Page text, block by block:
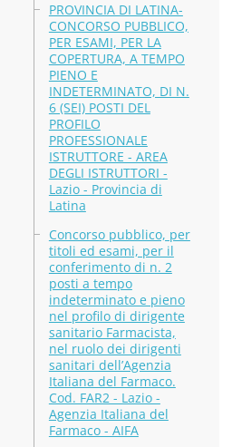
PROVINCIA DI LATINA-
CONCORSO PUBBLICO,
PER ESAMI, PER LA
COPERTURA, A TEMPO
PIENO E
INDETERMINATO, DI N.
6 (SEI) POSTI DEL
PROFILO
PROFESSIONALE
ISTRUTTORE - AREA
DEGLI ISTRUTTORI -
Lazio - Provincia di
Latina
Concorso pubblico, per
titoli ed esami, per il
conferimento di n. 2
posti a tempo
indeterminato e pieno
nel profilo di dirigente
sanitario Farmacista,
nel ruolo dei dirigenti
sanitari dell’Agenzia
Italiana del Farmaco.
Cod. FAR2 - Lazio -
Agenzia Italiana del
Farmaco - AIFA